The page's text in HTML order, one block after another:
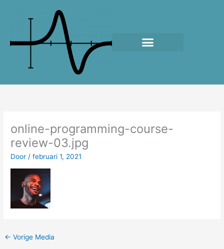
online-programming-course-
review-03.jpg
Door/februari 1, 2021
← Vorige Media